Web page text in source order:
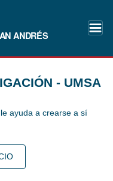
ANDRÉS
- UMSA
ayuda a crearse a sí